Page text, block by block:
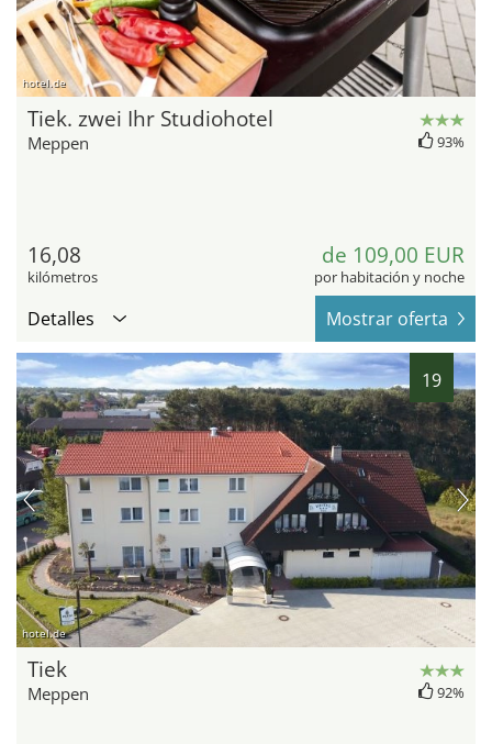
hotel.de
Tiek. zwei Ihr Studiohotel
Meppen 93%
16,08
kilómetros
de 109,00 EUR
por habitación y noche
Detalles Mostrar oferta
19
hotel.de
Tiek
Meppen 92%